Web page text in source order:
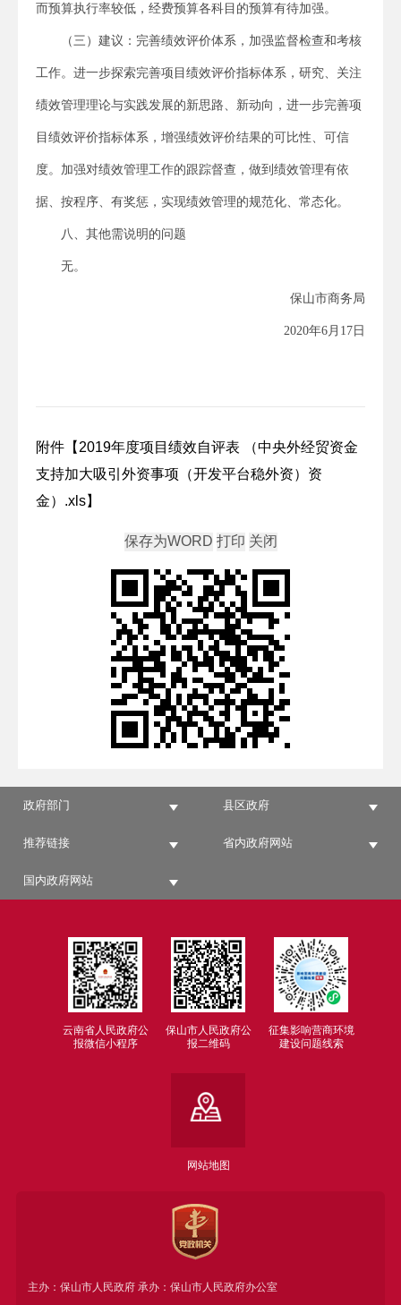
而预算执行率较低，经费预算各科目的预算有待加强。
（三）建议：完善绩效评价体系，加强监督检查和考核
工作。进一步探索完善项目绩效评价指标体系，研究、关注
绩效管理理论与实践发展的新思路、新动向，进一步完善项
目绩效评价指标体系，增强绩效评价结果的可比性、可信
度。加强对绩效管理工作的跟踪督查，做到绩效管理有依
据、按程序、有奖惩，实现绩效管理的规范化、常态化。
八、其他需说明的问题
无。
保山市商务局
2020年6月17日
附件【 2019年度项目绩效自评表 （中央外经贸资金
支持加大吸引外资事项（开发平台稳外资）资
金）.xls】
政府部门 县区政府
推荐链接 省内政府网站
国内政府网站
云南省人民政府公
报微信小程序
保山市人民政府公
报二维码
征集影响营商环境
建设问题线索
网站地图
主办：保山市人民政府 承办：保山市人民政府办公室